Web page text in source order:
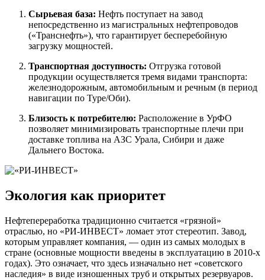
Сырьевая база: Нефть поступает на завод
непосредственно из магистральных нефтепроводов
(«Транснефть»), что гарантирует бесперебойную
загрузку мощностей.
Транспортная доступность: Отгрузка готовой
продукции осуществляется тремя видами транспорта:
железнодорожным, автомобильным и речным (в период
навигации по Туре/Оби).
Близость к потребителю: Расположение в УрФО
позволяет минимизировать транспортные плечи при
доставке топлива на АЗС Урала, Сибири и даже
Дальнего Востока.
Экология как приоритет
Нефтепереработка традиционно считается «грязной»
отраслью, но «РИ-ИНВЕСТ» ломает этот стереотип. Завод,
которым управляет компания, — один из самых молодых в
стране (основные мощности введены в эксплуатацию в 2010-х
годах). Это означает, что здесь изначально нет «советского
наследия» в виде изношенных труб и открытых резервуаров.